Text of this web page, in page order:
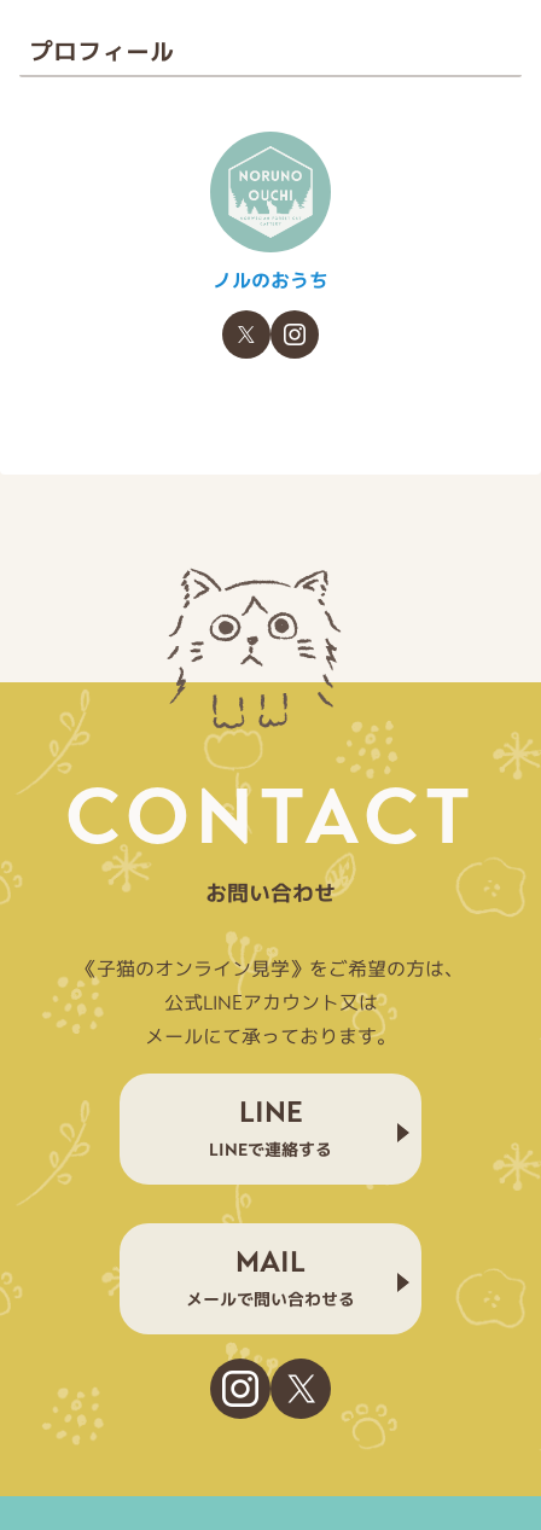
プロフィール
ノルのおうち
CONTACT
お問い合わせ
《子猫のオンライン見学》をご希望の方は、
公式LINEアカウント又は
メールにて承っております。
LINE
LINEで連絡する
MAIL
メールで問い合わせる